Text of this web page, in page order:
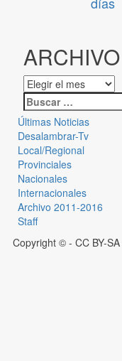
ARCHIVO
Últimas Noticias
Desalambrar-Tv
Local/Regional
Provinciales
Nacionales
Internacionales
Archivo 2011-2016
Staff
Copyright © - CC BY-SA